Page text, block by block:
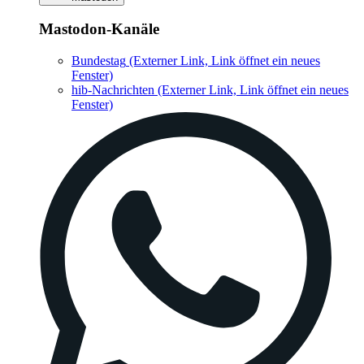
Mastodon-Kanäle
Bundestag (Externer Link, Link öffnet ein neues
Fenster)
hib-Nachrichten (Externer Link, Link öffnet ein neues
Fenster)